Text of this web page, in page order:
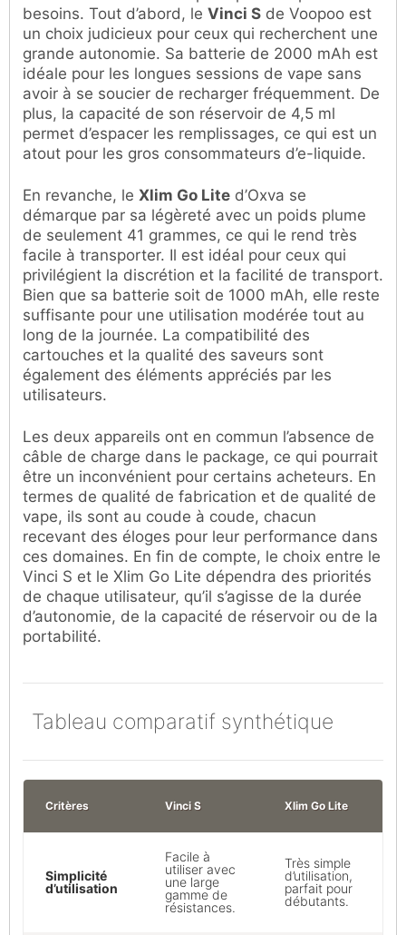
besoins. Tout d’abord, le Vinci S de Voopoo est
un choix judicieux pour ceux qui recherchent une
grande autonomie. Sa batterie de 2000 mAh est
idéale pour les longues sessions de vape sans
avoir à se soucier de recharger fréquemment. De
plus, la capacité de son réservoir de 4,5 ml
permet d’espacer les remplissages, ce qui est un
atout pour les gros consommateurs d’e-liquide.
En revanche, le Xlim Go Lite d’Oxva se
démarque par sa légèreté avec un poids plume
de seulement 41 grammes, ce qui le rend très
facile à transporter. Il est idéal pour ceux qui
privilégient la discrétion et la facilité de transport.
Bien que sa batterie soit de 1000 mAh, elle reste
suffisante pour une utilisation modérée tout au
long de la journée. La compatibilité des
cartouches et la qualité des saveurs sont
également des éléments appréciés par les
utilisateurs.
Les deux appareils ont en commun l’absence de
câble de charge dans le package, ce qui pourrait
être un inconvénient pour certains acheteurs. En
termes de qualité de fabrication et de qualité de
vape, ils sont au coude à coude, chacun
recevant des éloges pour leur performance dans
ces domaines. En fin de compte, le choix entre le
Vinci S et le Xlim Go Lite dépendra des priorités
de chaque utilisateur, qu’il s’agisse de la durée
d’autonomie, de la capacité de réservoir ou de la
portabilité.
Tableau comparatif synthétique
Critères Vinci S Xlim Go Lite
Simplicité
d’utilisation
Facile à
utiliser avec
une large
gamme de
résistances.
Très simple
d’utilisation,
parfait pour
débutants.